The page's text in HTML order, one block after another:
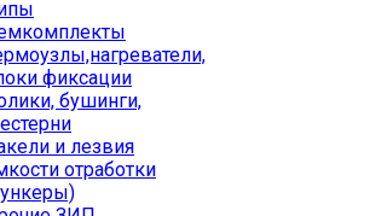
фиксации
бушинги,
и лезвия
отработки